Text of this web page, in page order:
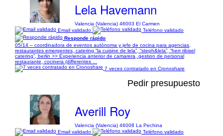
Lela Havemann
Valencia (Valencia) 46003 El Carmen
Email validado
Teléfono validado
Responde rápido
05/14 – coordinadora de eventos autónoma y jefe de cocina para agencias,
restaurantes emergentes, catering “la cuisine de lela”, “steph&lela”, “herr ribisel
catering”, berlin >> Experiencia anterior de camarera, gestion de personal
restaurante, cocinera (differentes ...
7 veces contratado en Cronoshare
Pedir presupuesto
Averill Roy
Valencia (Valencia) 46008 La Pechina
Email validado
Teléfono validado